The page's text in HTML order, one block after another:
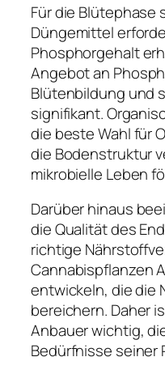
Für die Blütephase
Düngemittel
Phosphorgehalt
Angebot an
Blütenbildung und
signifikant.
die beste Wahl für
die Bodenstruktur
mikrobielle Leben
Darüber hinaus
die Qualität des
richtige
Cannabispflanzen
entwickeln, die die
bereichern. Daher
Anbauer wichtig,
Bedürfnisse seiner